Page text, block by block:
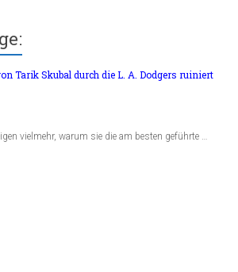
Tarik Skubal durch die L. A. Dodgers ruiniert
vielmehr, warum sie die am besten geführte …